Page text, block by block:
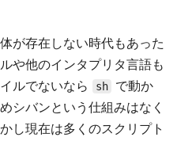
が存在しない時代もあった
や他のインタプリタ言語も
ルでないなら
sh
で動か
シバンという仕組みはなく
し現在は多くのスクリプト